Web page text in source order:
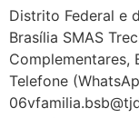
Distrito Federal e
Brasília SMAS
Complementares,
Telefone